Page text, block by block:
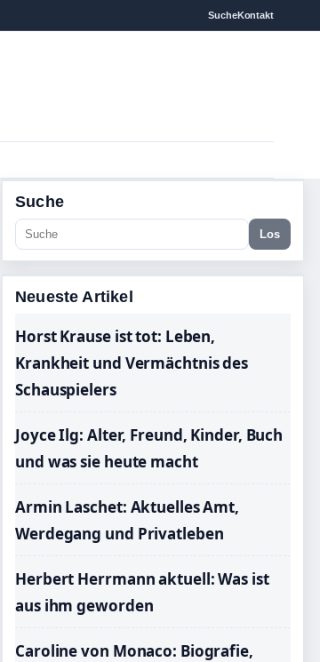
SucheKontakt
Suche
Los
Neueste Artikel
Horst Krause ist tot: Leben,
Krankheit und Vermächtnis des
Schauspielers
Joyce Ilg: Alter, Freund, Kinder, Buch
und was sie heute macht
Armin Laschet: Aktuelles Amt,
Werdegang und Privatleben
Herbert Herrmann aktuell: Was ist
aus ihm geworden
Caroline von Monaco: Biografie,